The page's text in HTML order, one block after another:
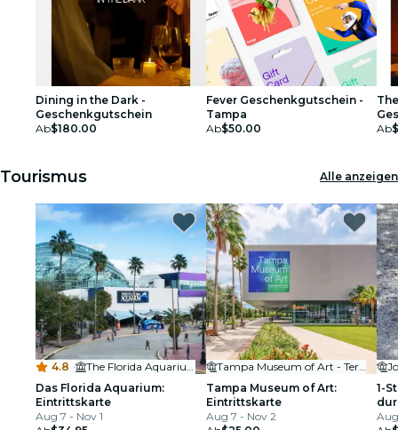
Dining in the Dark -
Geschenkgutschein
Ab$180.00
Fever Geschenkgutschein -
Tampa
Ab$50.00
Ab
Tourismus Alle anzeigen
4.8 ·
The Florida Aquarium
Das Florida Aquarium:
Eintrittskarte
Aug 7 - Nov 1
Tampa Museum of Art - Terrace
Tampa Museum of Art:
Eintrittskarte
Aug 7 - Nov 2
1-